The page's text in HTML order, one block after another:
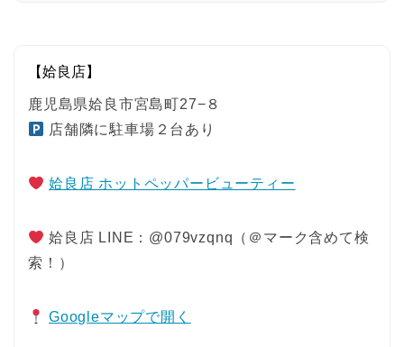
【姶良店】
鹿児島県姶良市宮島町27−８
店舗隣に駐車場２台あり
姶良店 ホットペッパービューティー
姶良店 LINE：@079vzqnq（＠マーク含めて検
索！）
Googleマップで開く